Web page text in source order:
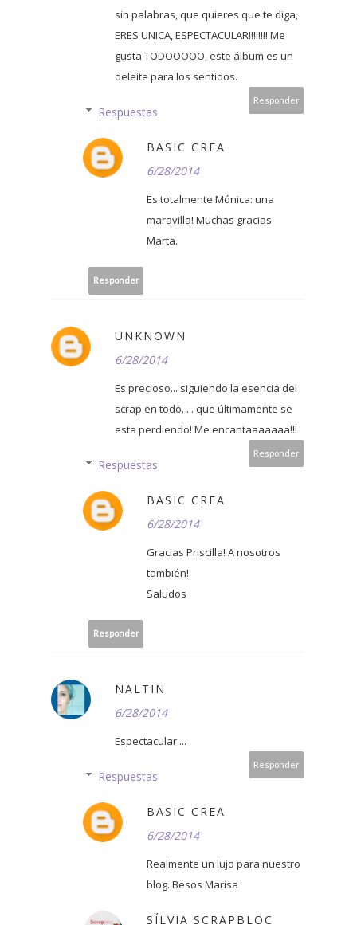
sin palabras, que quieres que te diga,
ERES UNICA, ESPECTACULAR!!!!!!!! Me
gusta TODOOOOO, este álbum es un
deleite para los sentidos.
Responder
Respuestas
BASIC CREA
6/28/2014
Es totalmente Mónica: una
maravilla! Muchas gracias
Marta.
Responder
UNKNOWN
6/28/2014
Es precioso... siguiendo la esencia del
scrap en todo. ... que últimamente se
esta perdiendo! Me encantaaaaaaa!!!
Responder
Respuestas
BASIC CREA
6/28/2014
Gracias Priscilla! A nosotros
también!
Saludos
Responder
NALTIN
6/28/2014
Espectacular ...
Responder
Respuestas
BASIC CREA
6/28/2014
Realmente un lujo para nuestro
blog. Besos Marisa
SÍLVIA SCRAPBLOC